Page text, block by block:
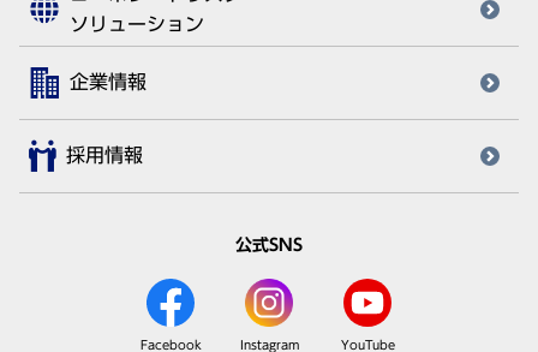
ソリューション
企業情報
採用情報
公式SNS
Facebook Instagram YouTube